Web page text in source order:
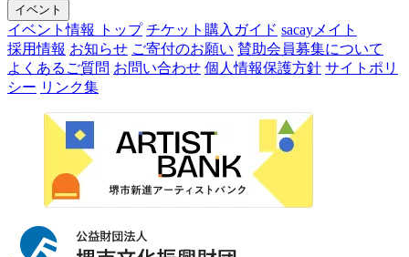
イベント
イベント情報 トップ チケット購入ガイド sacayメイト
採用情報 お知らせ ご寄付のお願い 賛助会員募集について
よくあるご質問 お問い合わせ 個人情報保護方針 サイトポリ
シー リンク集